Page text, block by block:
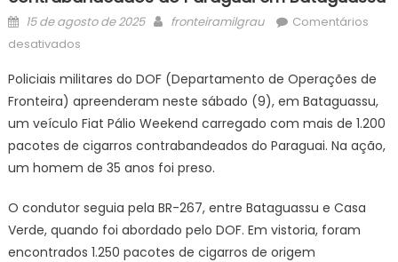
Posted
on
15 de agosto de 2025 Author
fronteiramilgrau
Comentários
desativadosem
apreende
carro
abarrotado
com
cigarros
do
Paraguai
em
Policiais militares do DOF (Departamento de Operações de
Fronteira) apreenderam neste sábado (9), em Bataguassu,
um veículo Fiat Pálio Weekend carregado com mais de 1.200
pacotes de cigarros contrabandeados do Paraguai. Na ação,
um homem de 35 anos foi preso.
O condutor seguia pela BR-267, entre Bataguassu e Casa
Verde, quando foi abordado pelo DOF. Em vistoria, foram
encontrados 1.250 pacotes de cigarros de origem